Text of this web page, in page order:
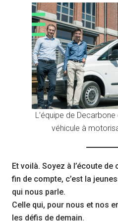
L’équipe de
véhicule à
Et voilà. Soyez à l’écoute de
fin de compte, c’est la
qui nous parle.
Celle qui, pour nous et nos
les défis de demain.